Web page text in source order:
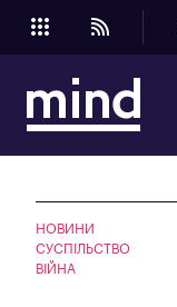
НОВИНИ
СУСПІЛЬСТВО
ВІЙНА